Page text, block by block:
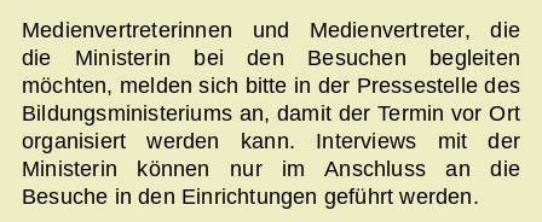
Medienvertreterinnen und Medienvertreter, die
die Ministerin bei den Besuchen begleiten
möchten, melden sich bitte in der Pressestelle des
Bildungsministeriums an, damit der Termin vor Ort
organisiert werden kann. Interviews mit der
Ministerin können nur im Anschluss an die
Besuche in den Einrichtungen geführt werden.